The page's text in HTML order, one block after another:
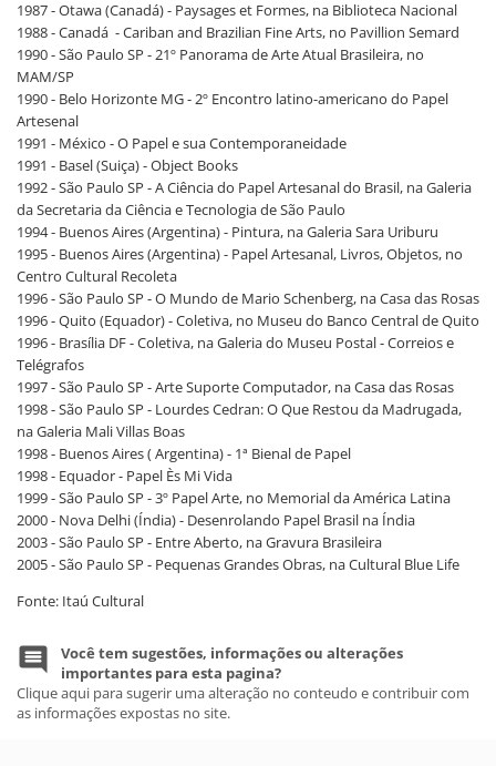
1987 - Otawa (Canadá) - Paysages et Formes, na Biblioteca Nacional
1988 - Canadá - Cariban and Brazilian Fine Arts, no Pavillion Semard
1990 - São Paulo SP - 21º Panorama de Arte Atual Brasileira, no
MAM/SP
1990 - Belo Horizonte MG - 2º Encontro latino-americano do Papel
Artesenal
1991 - México - O Papel e sua Contemporaneidade
1991 - Basel (Suiça) - Object Books
1992 - São Paulo SP - A Ciência do Papel Artesanal do Brasil, na Galeria
da Secretaria da Ciência e Tecnologia de São Paulo
1994 - Buenos Aires (Argentina) - Pintura, na Galeria Sara Uriburu
1995 - Buenos Aires (Argentina) - Papel Artesanal, Livros, Objetos, no
Centro Cultural Recoleta
1996 - São Paulo SP - O Mundo de Mario Schenberg, na Casa das Rosas
1996 - Quito (Equador) - Coletiva, no Museu do Banco Central de Quito
1996 - Brasília DF - Coletiva, na Galeria do Museu Postal - Correios e
Telégrafos
1997 - São Paulo SP - Arte Suporte Computador, na Casa das Rosas
1998 - São Paulo SP - Lourdes Cedran: O Que Restou da Madrugada,
na Galeria Mali Villas Boas
1998 - Buenos Aires ( Argentina) - 1ª Bienal de Papel
1998 - Equador - Papel Ès Mi Vida
1999 - São Paulo SP - 3º Papel Arte, no Memorial da América Latina
2000 - Nova Delhi (Índia) - Desenrolando Papel Brasil na Índia
2003 - São Paulo SP - Entre Aberto, na Gravura Brasileira
2005 - São Paulo SP - Pequenas Grandes Obras, na Cultural Blue Life
Fonte: Itaú Cultural
Você tem sugestões, informações ou alterações
importantes para esta pagina?
Clique aqui para sugerir uma alteração no conteudo e contribuir com
as informações expostas no site.